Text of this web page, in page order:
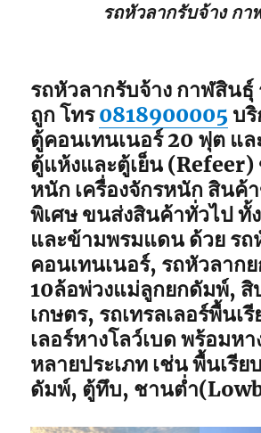
รถหัวลากรับจ้าง กา
รถหัวลากรับจ้าง กาฬสินธุ์
ถูก โทร0818900005 บ
ตู้คอนเทนเนอร์ 20 ฟุต แ
ตู้แห้งและตู้เย็น
หนัก เครื่องจักรหนัก สิน
พิเศษ ขนส่งสินค้าทั่วไป ทั้
และข้ามพรมแดน ด้วย รถ
คอนเทนเนอร์, รถหัวลาก
10ล้อพ่วงแม่ลูกยกดัมพ์, สิ
เกษตร, รถเทรลเลอร์พื้นเ
เลอร์หางโลว์เบด พร้อมห
หลายประเภท เช่น พื้นเรีย
ดัมพ์, ตู้ทึบ, ชานต่ำ